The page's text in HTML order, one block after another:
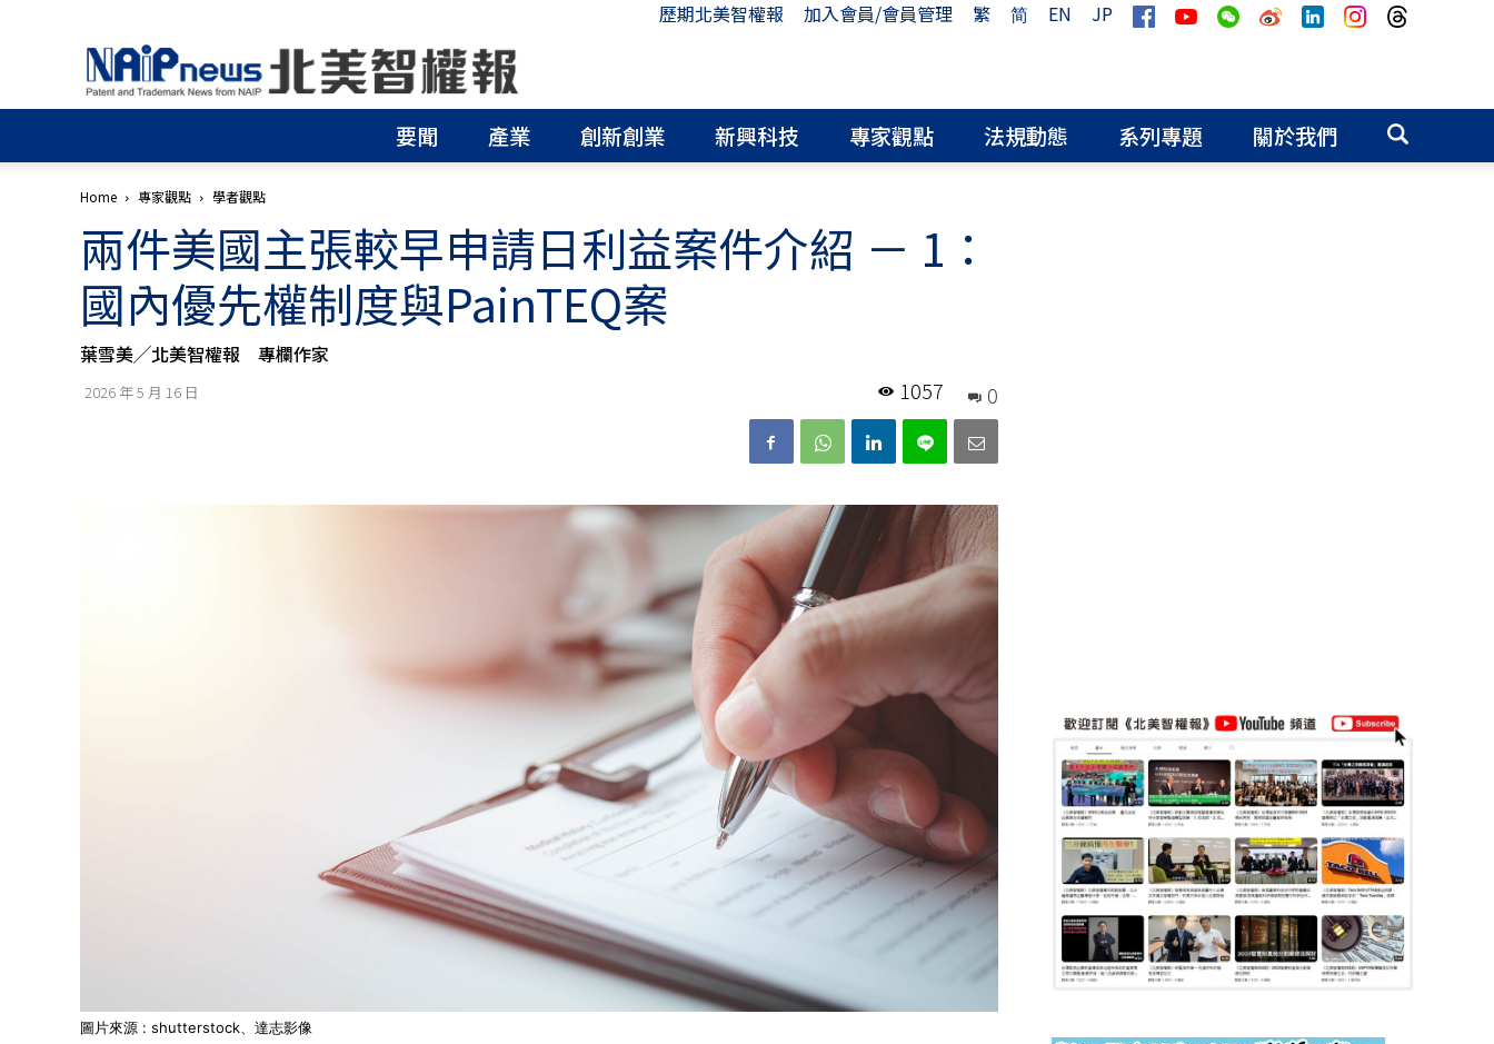
歷期北美智權報 加入會員/會員管理 繁 简 EN
JP
北
美
智
權
│
申
請
│
商
標
申
請
│
要聞 產業 創新創業 新興科技 專家觀點 法規動態 系列專題 關於我們
Home 專家觀點 學者觀點
兩件美國主張較早申請日利益案件介紹 － 1：
國內優先權制度與PainTEQ案
葉雪美╱北美智權報 專欄作家
2026 年 5 月 16 日 0
1057
圖片來源 : shutterstock、達志影像